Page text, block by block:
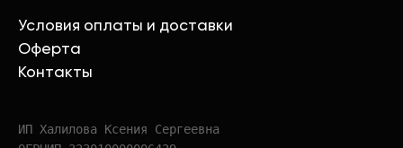
Условия оплаты и доставки
Оферта
Контакты
ИП Халилова Ксения Сергеевна